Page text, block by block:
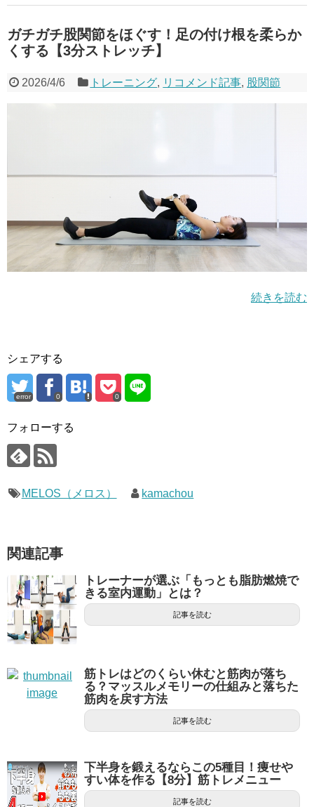
ガチガチ股関節をほぐす！足の付け根を柔らか
くする【3分ストレッチ】
2026/4/6 トレーニング, リコメンド記事, 股関節
続きを読む
シェアする
error 0 0
フォローする
MELOS（メロス） kamachou
関連記事
トレーナーが選ぶ「もっとも脂肪燃焼で
きる室内運動」とは？
記事を読む
筋トレはどのくらい休むと筋肉が落ち
る？マッスルメモリーの仕組みと落ちた
筋肉を戻す方法
記事を読む
下半身を鍛えるならこの5種目！痩せや
すい体を作る【8分】筋トレメニュー
記事を読む